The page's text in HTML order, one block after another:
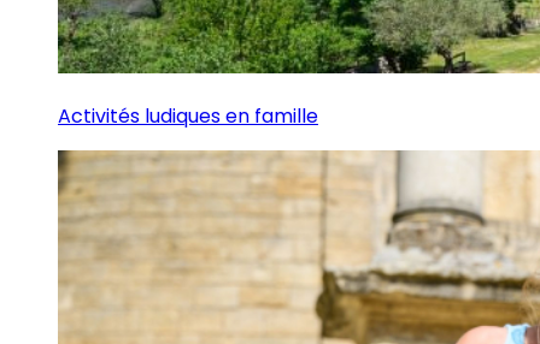
Activités ludiques en famille